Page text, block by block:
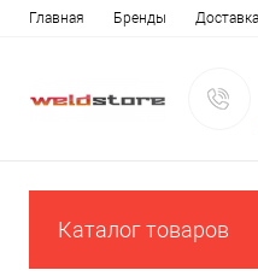
Главная Бренды Доставка
Каталог товаров